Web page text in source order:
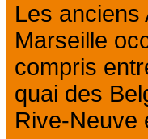
Les anciens
Marseille
compris
quai des
Rive-Neuve